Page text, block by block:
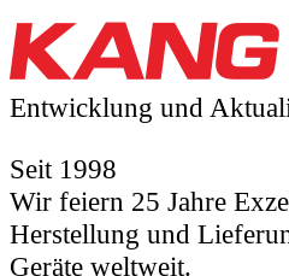
Entwicklung und
Seit 1998
Wir feiern 25 Jahre
Herstellung und
Geräte weltweit.